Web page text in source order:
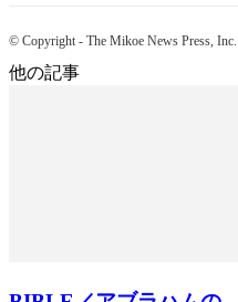
© Copyright - The Mikoe News Press, Inc.
他の記事